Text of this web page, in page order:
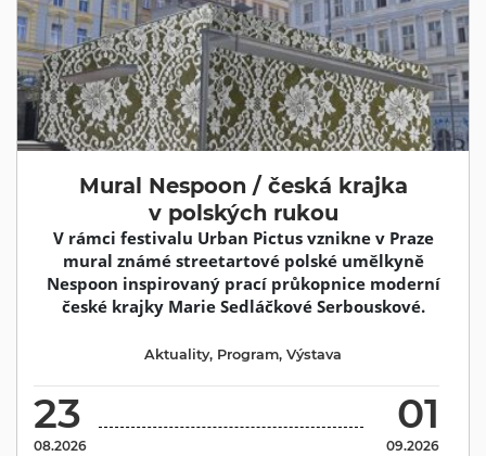
Mural Nespoon / česká krajka
v polských rukou
V rámci festivalu Urban Pictus vznikne v Praze
mural známé streetartové polské umělkyně
Nespoon inspirovaný prací průkopnice moderní
české krajky Marie Sedláčkové Serbouskové.
23
08.2026
01
09.2026
Aktuality, Program, Výstava